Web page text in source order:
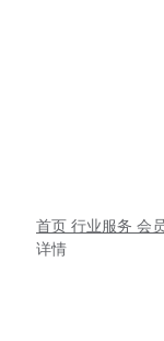
首页 行业服务 会
详情